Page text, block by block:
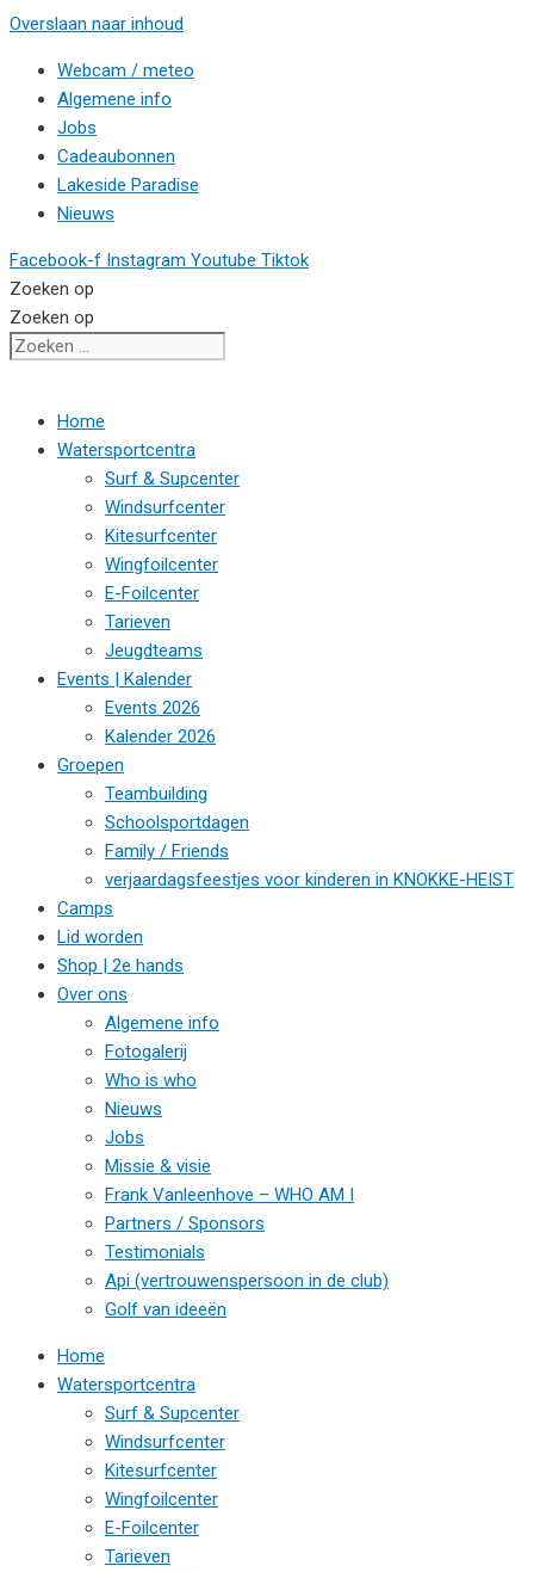
Overslaan naar inhoud
Webcam / meteo
Algemene info
Jobs
Cadeaubonnen
Lakeside Paradise
Nieuws
Facebook-f Instagram Youtube Tiktok
Zoeken op
Zoeken op
Home
Watersportcentra
Surf & Supcenter
Windsurfcenter
Kitesurfcenter
Wingfoilcenter
E-Foilcenter
Tarieven
Jeugdteams
Events | Kalender
Events 2026
Kalender 2026
Groepen
Teambuilding
Schoolsportdagen
Family / Friends
verjaardagsfeestjes voor kinderen in KNOKKE-HEIST
Camps
Lid worden
Shop | 2e hands
Over ons
Algemene info
Fotogalerij
Who is who
Nieuws
Jobs
Missie & visie
Frank Vanleenhove – WHO AM I
Partners / Sponsors
Testimonials
Api (vertrouwenspersoon in de club)
Golf van ideeën
Home
Watersportcentra
Surf & Supcenter
Windsurfcenter
Kitesurfcenter
Wingfoilcenter
E-Foilcenter
Tarieven